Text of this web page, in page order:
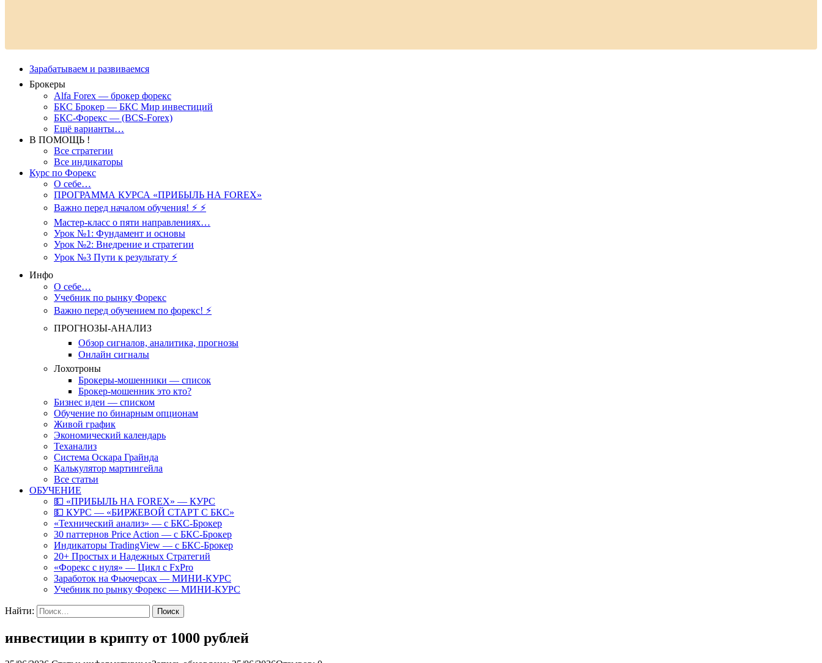
Зарабатываем и развиваемся
Брокеры
Alfa Forex — брокер форекс
БКС Брокер — БКС Мир инвестиций
БКС-Форекс — (BCS-Forex)
Ещё варианты…
В ПОМОЩЬ !
Все стратегии
Все индикаторы
Курс по Форекс
О себе…
ПРОГРАММА КУРСА «ПРИБЫЛЬ НА FOREX»
Важно перед началом обучения! ⚡ ⚡
Мастер-класс о пяти направлениях…
Урок №1: Фундамент и основы
Урок №2: Внедрение и стратегии
Урок №3 Пути к результату ⚡️
Инфо
О себе…
Учебник по рынку Форекс
Важно перед обучением по форекс! ⚡
ПРОГНОЗЫ-АНАЛИЗ
Обзор сигналов, аналитика, прогнозы
Онлайн сигналы
Лохотроны
Брокеры-мошенники — список
Брокер-мошенник это кто?
Бизнес идеи — списком
Обучение по бинарным опционам
Живой график
Экономический календарь
Теханализ
Система Оскара Грайнда
Калькулятор мартингейла
Все статьи
ОБУЧЕНИЕ
💵 «ПРИБЫЛЬ НА FOREX» — КУРС
💵 КУРС — «БИРЖЕВОЙ СТАРТ С БКС»
«Технический анализ» — с БКС-Брокер
30 паттернов Price Action — с БКС-Брокер
Индикаторы TradingView — с БКС-Брокер
20+ Простых и Надежных Стратегий
«Форекс с нуля» — Цикл с FxPro
Заработок на Фьючерсах — МИНИ-КУРС
Учебник по рынку Форекс — МИНИ-КУРС
Найти:
инвестиции в крипту от 1000 рублей